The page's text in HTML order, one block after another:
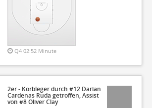
Q4 02:52 Minute
2er - Korbleger durch #12 Darian
Cardenas Ruda getroffen, Assist
von #8 Oliver Clay